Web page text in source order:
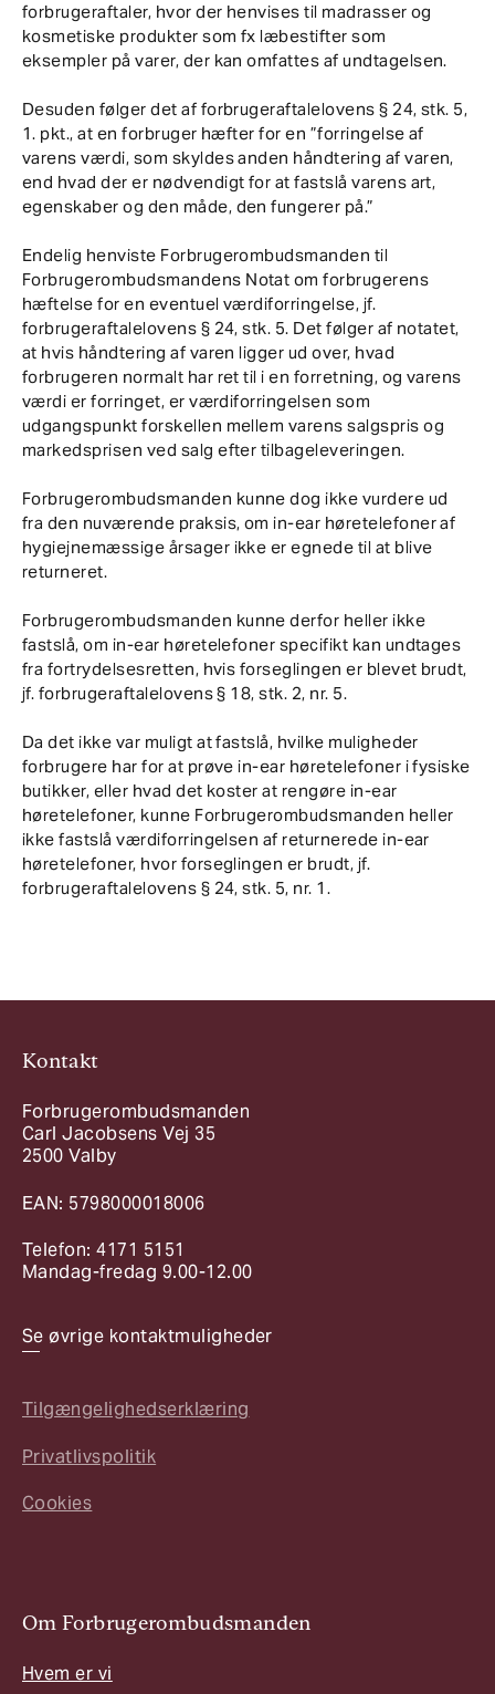
forbrugeraftaler, hvor der henvises til madrasser og
kosmetiske produkter som fx læbestifter som
eksempler på varer, der kan omfattes af undtagelsen.
Desuden følger det af forbrugeraftalelovens § 24, stk. 5,
1. pkt., at en forbruger hæfter for en ”forringelse af
varens værdi, som skyldes anden håndtering af varen,
end hvad der er nødvendigt for at fastslå varens art,
egenskaber og den måde, den fungerer på.”
Endelig henviste Forbrugerombudsmanden til
Forbrugerombudsmandens Notat om forbrugerens
hæftelse for en eventuel værdiforringelse, jf.
forbrugeraftalelovens § 24, stk. 5. Det følger af notatet,
at hvis håndtering af varen ligger ud over, hvad
forbrugeren normalt har ret til i en forretning, og varens
værdi er forringet, er værdiforringelsen som
udgangspunkt forskellen mellem varens salgspris og
markedsprisen ved salg efter tilbageleveringen.
Forbrugerombudsmanden kunne dog ikke vurdere ud
fra den nuværende praksis, om in-ear høretelefoner af
hygiejnemæssige årsager ikke er egnede til at blive
returneret.
Forbrugerombudsmanden kunne derfor heller ikke
fastslå, om in-ear høretelefoner specifikt kan undtages
fra fortrydelsesretten, hvis forseglingen er blevet brudt,
jf. forbrugeraftalelovens § 18, stk. 2, nr. 5.
Da det ikke var muligt at fastslå, hvilke muligheder
forbrugere har for at prøve in-ear høretelefoner i fysiske
butikker, eller hvad det koster at rengøre in-ear
høretelefoner, kunne Forbrugerombudsmanden heller
ikke fastslå værdiforringelsen af returnerede in-ear
høretelefoner, hvor forseglingen er brudt, jf.
forbrugeraftalelovens § 24, stk. 5, nr. 1.
Kontakt
Forbrugerombudsmanden
Carl Jacobsens Vej 35
2500 Valby
EAN: 5798000018006
Telefon: 4171 5151
Mandag-fredag 9.00-12.00
Se øvrige kontaktmuligheder
Tilgængelighedserklæring
Privatlivspolitik
Cookies
Om Forbrugerombudsmanden
Hvem er vi